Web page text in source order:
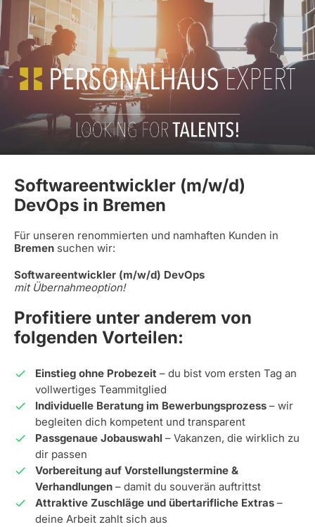
Softwareentwickler (m/w/d)
DevOps in Bremen
Für unseren renommierten und namhaften Kunden in
Bremen suchen wir:
Softwareentwickler (m/w/d) DevOps
mit Übernahmeoption!
Profitiere unter anderem von
folgenden Vorteilen:
Einstieg ohne Probezeit – du bist vom ersten Tag an
vollwertiges Teammitglied
Individuelle Beratung im Bewerbungsprozess – wir
begleiten dich kompetent und transparent
Passgenaue Jobauswahl – Vakanzen, die wirklich zu
dir passen
Vorbereitung auf Vorstellungstermine &
Verhandlungen – damit du souverän auftrittst
Attraktive Zuschläge und übertarifliche Extras –
deine Arbeit zahlt sich aus